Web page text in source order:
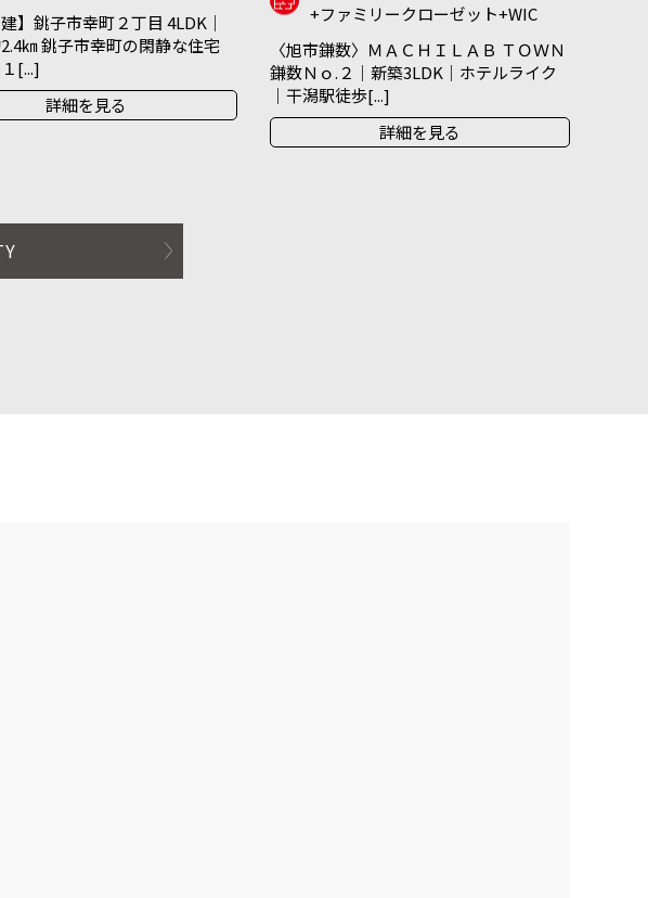
建】銚子市幸町２丁目 4LDK｜
㎞ 銚子市幸町の閑静な住宅
[...]
詳細を見る
+ファミリークローゼット+WIC
〈旭市鎌数〉ＭＡＣＨＩＬＡＢ ＴＯＷＮ
鎌数Ｎｏ.２｜新築3LDK｜ホテルライク
｜干潟駅徒歩[...]
詳細を見る